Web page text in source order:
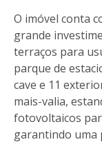
O imóvel conta
grande
terraços para
parque de
cave e 11
mais-valia,
fotovoltaicos
garantindo uma